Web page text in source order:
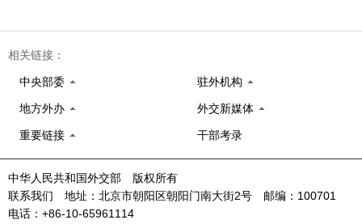
相关链接：
中央部委 驻外机构
地方外办 外交新媒体
重要链接 干部考录
中华人民共和国外交部 版权所有
联系我们 地址：北京市朝阳区朝阳门南大街2号 邮编：100701
电话：+86-10-65961114